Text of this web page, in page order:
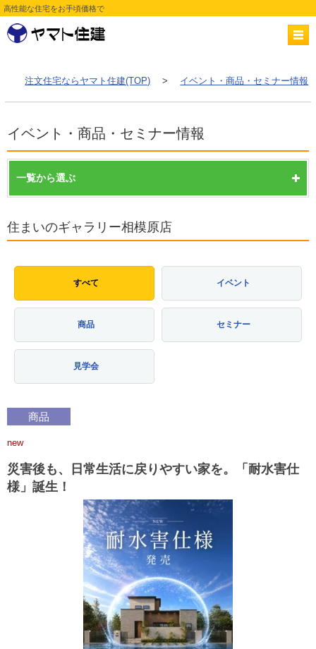
高性能な住宅をお手頃価格で
注文住宅ならヤマト住建(TOP) > イベント・商品・セミナー情報
イベント・商品・セミナー情報
一覧から選ぶ
住まいのギャラリー相模原店
すべて イベント
商品 セミナー
見学会
商品
new
災害後も、日常生活に戻りやすい家を。「耐水害仕
様」誕生！